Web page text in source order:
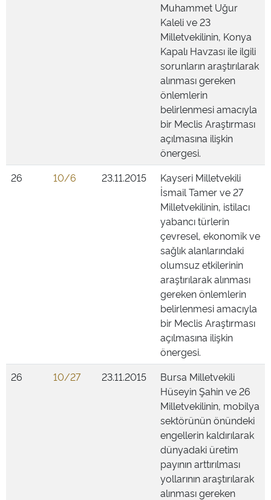
Muhammet Uğur
Kaleli ve 23
Milletvekilinin, Konya
Kapalı Havzası ile ilgili
sorunların araştırılarak
alınması gereken
önlemlerin
belirlenmesi amacıyla
bir Meclis Araştırması
açılmasına ilişkin
önergesi.
26
10/6 23.11.2015
Kayseri Milletvekili
İsmail Tamer ve 27
Milletvekilinin, istilacı
yabancı türlerin
çevresel, ekonomik ve
sağlık alanlarındaki
olumsuz etkilerinin
araştırılarak alınması
gereken önlemlerin
belirlenmesi amacıyla
bir Meclis Araştırması
açılmasına ilişkin
önergesi.
26
10/27 23.11.2015
Bursa Milletvekili
Hüseyin Şahin ve 26
Milletvekilinin, mobilya
sektörünün önündeki
engellerin kaldırılarak
dünyadaki üretim
payının arttırılması
yollarının araştırılarak
alınması gereken